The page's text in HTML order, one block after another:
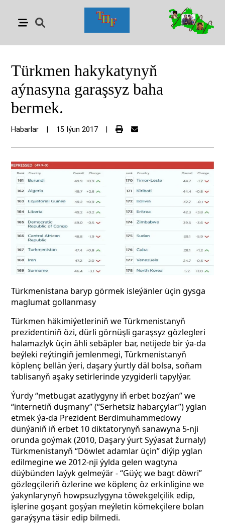
Türkmen hakykatynyň
aýnasyna garaşsyz baha
bermek.
Habarlar 15 Iýun 2017
Türkmenistana baryp görmek isleýänler üçin gysga
maglumat gollanmasy
Türkmen häkimiýetleriniň we Türkmenistanyň
prezidentiniň özi, dürli görnüşli garaşsyz gözlegleri
halamazlyk üçin ähli sebäpler bar, netijede bir ýa-da
beýleki reýtingiň jemlenmegi, Türkmenistanyň
köplenç bellän ýeri, daşary ýurtly däl bolsa, soňam
tablisanyň aşaky setirlerinde yzygiderli tapylýar.
Ýurdy “metbugat azatlygyny iň erbet bozýan” we
“internetiň duşmany” (“Serhetsiz habarçylar”) yglan
etmek ýa-da Prezident Berdimuhammedowy
dünýäniň iň erbet 10 diktatorynyň sanawyna 5-nji
orunda goýmak (2010, Daşary ýurt Syýasat žurnaly)
Türkmenistanyň “Döwlet adamlar üçin”diýip yglan
edilmegine we 2012-nji ýylda gelen wagtyna
düýbünden laýyk gelmeýär - “Güýç we bagt döwri”
gözlegçileriň özlerine we köplenç öz erkinligine we
ýakynlarynyň howpsuzlygyna töwekgelçilik edip,
işlerine goşant goşýan meýletin kömekçilere bolan
garaýşyna täsir edip bilmedi.